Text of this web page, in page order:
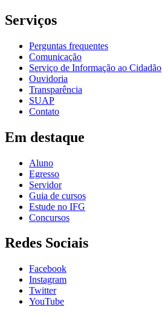
Serviços
Perguntas frequentes
Comunicação
Serviço de Informação ao Cidadão
Ouvidoria
Transparência
SUAP
Contato
Em destaque
Aluno
Egresso
Servidor
Guia de cursos
Estude no IFG
Concursos
Redes Sociais
Facebook
Instagram
Twitter
YouTube